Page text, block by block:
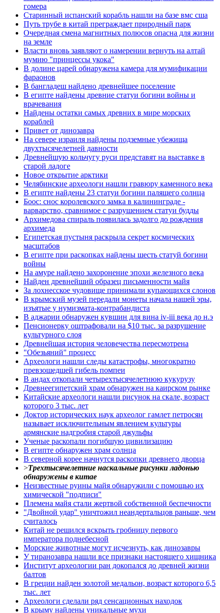
гомера
Старинный испанский корабль нашли на базе вмс сша
Путь трубе в китай преграждает природный парк
Очередная смена магнитных полюсов опасна для жизни
на земле
Власти вновь заявляют о намерении вернуть на алтай
мумию "принцессы укока"
В долине царей обнаружена камера для мумификации
фараонов
В бангладеш найдено древнейшее поселение
В египте найдены древние статуи богини войны и
врачевания
Найдены остатки самых древних в мире морских
кораблей
Привет от динозавра
На севере израиля найдены подземные убежища
двухтысячелетней давности
Древнейшую кольчугу руси представят на выставке в
старой ладоге
Новое открытие арктики
Челябинские археологи нашли гравюру каменного века
В египте найдены 23 статуи богини палящего солнца
Боос: снос королевского замка в калининграде -
варварство, сравнимое с разрушением статуи будды
Архимедова спираль появилась задолго до рождения
архимеда
Египетская пустыня раскрыла секрет космических
масштабов
В египте при раскопках найдены шесть статуй богини
войны
На амуре найдено захоронение эпохи железного века
Найден древнейший образец письменности майя
За лохнесское чудовище принимали купающихся слонов
В крымский музей передали монеты начала нашей эры,
изъятые у нумизмата-контрабандиста
В аджарии обнаружен кувшин для вина iv-iii века до н.э
Пенсионерку оштрафовали на $10 тыс. за разрушение
культурного слоя
Древнейшая история человечества пересмотрена
"Обезьяний" процесс
Археологи нашли следы катастрофы, многократно
превзошедшей гибель помпеи
В андах откопали четырехтысячелетнюю кукурузу
Древнеегипетский храм обнаружен на каирском рынке
Китайские археологи нашли рисунок на скале, возраст
которого 3 тыс. лет
Доктор исторических наук археолог гамлет петросян
называет исключительным явлением культуры
армянские надгробия старой джульфы
Ученые раскопали погибшую цивилизацию
В египте обнаружен храм солнца
В северной корее начнутся раскопки древнего дворца
>Трехтысячелетние наскальные рисунки ладонью
обнаружены в китае
Неизвестные руины майя обнаружили с помощью их
химической "подписи"
Племена майя стали жертвой собственной беспечности
"Двойной удар" уничтожил неандертальцов раньше, чем
считалось
Китай не решился вскрыть гробницу первого
императора поднебесной
Морские животные могут исчезнуть, как динозавры
У тиранозавра нашли все признаки настоящего хищника
Институт археологии ран докопался до древней жизни
балтов
В греции найден золотой медальон, возраст которого 6,5
тыс. лет
Археологи сделали ряд сенсационных находок
В крыму найдены уникальные мухи